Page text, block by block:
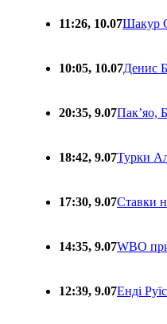
11:26, 10.07Шакур
10:05, 10.07Денис
20:35, 9.07Пакʼяо,
18:42, 9.07Турки
17:30, 9.07Ставки
14:35, 9.07WBO
12:39, 9.07Енді